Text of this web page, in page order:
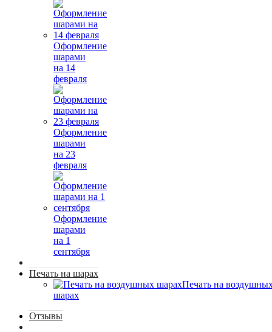
Оформление
шарами
на 14
февраля
Оформление
шарами
на 23
февраля
Оформление
шарами
на 1
сентября
Печать на шарах
Печать на
шарах
Отзывы